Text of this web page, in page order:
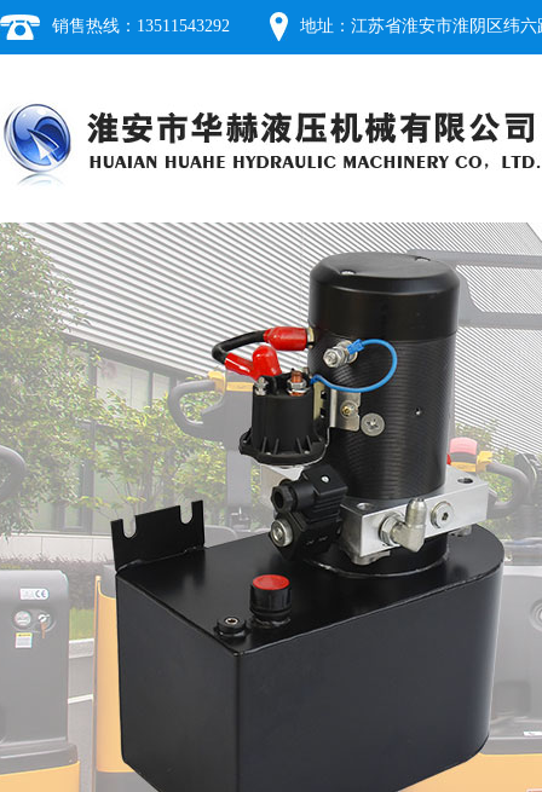
销售热线：13511543292 地址：江苏省淮安市淮阴区纬六